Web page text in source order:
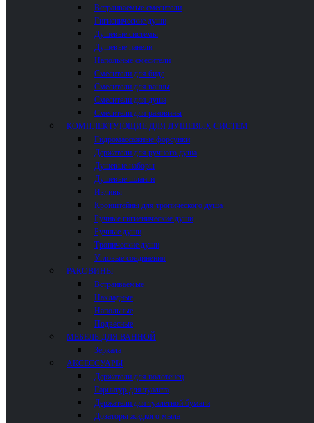
Встраиваемые смесители
Гигиенические души
Душевые системы
Душевые панели
Напольные смесители
Смесители для биде
Смесители для ванны
Смесители для душа
Смесители для раковины
КОМПЛЕКТУЮЩИЕ ДЛЯ ДУШЕВЫХ СИСТЕМ
Гидромассажные форсунки
Держатели для ручного душа
Душевые наборы
Душевые шланги
Изливы
Кронштейны для тропического душа
Ручные гигиенические души
Ручные души
Тропические души
Угловые соединения
РАКОВИНЫ
Встраиваемые
Накладные
Напольные
Подвесные
МЕБЕЛЬ ДЛЯ ВАННОЙ
Зеркала
АКСЕССУАРЫ
Держатели для полотенец
Гарнитур для туалета
Держатели для туалетной бумаги
Дозаторы жидкого мыла